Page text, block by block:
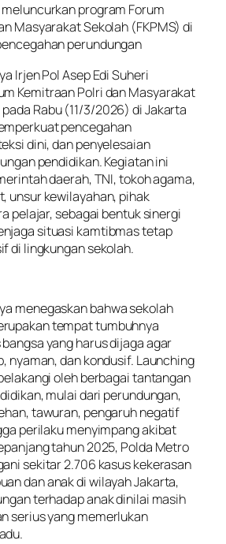
program Forum
Masyarakat Sekolah (FKPMS) di
perundungan
Irjen Pol Asep Edi Suheri
Kemitraan Polri dan Masyarakat
Rabu (11/3/2026) di Jakarta
pencegahan
dini, dan penyelesaian
pendidikan. Kegiatan ini
daerah, TNI, tokoh agama,
unsur kewilayahan, pihak
pelajar, sebagai bentuk sinergi
situasi kamtibmas tetap
di lingkungan sekolah.
menegaskan bahwa sekolah
tempat tumbuhnya
yang harus dijaga agar
nyaman, dan kondusif. Launching
oleh berbagai tantangan
mulai dari perundungan,
tawuran, pengaruh negatif
perilaku menyimpang akibat
tahun 2025, Polda Metro
sekitar 2.706 kasus kekerasan
dan anak di wilayah Jakarta,
terhadap anak dinilai masih
serius yang memerlukan